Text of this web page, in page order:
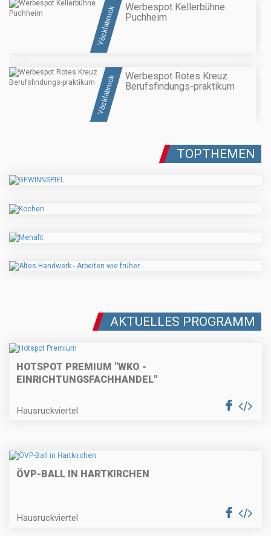
Vöcklabruck
Werbespot Kellerbühne
Puchheim
Vöcklabruck
Werbespot Rotes Kreuz
Berufsfindungs-praktikum
TOPTHEMEN
AKTUELLES PROGRAMM
HOTSPOT PREMIUM "WKO -
EINRICHTUNGSFACHHANDEL"
Hausruckviertel
ÖVP-BALL IN HARTKIRCHEN
Hausruckviertel